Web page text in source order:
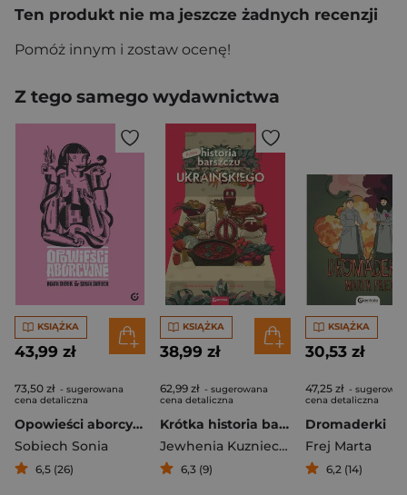
Ten produkt nie ma jeszcze żadnych recenzji
Pomóż innym i zostaw ocenę!
Z tego samego wydawnictwa
KSIĄŻKA
43,99 zł
73,50 zł - sugerowana
cena detaliczna
Opowieści aborcyjne
Sobiech Sonia
6,5 (26)
KSIĄŻKA
38,99 zł
62,99 zł - sugerowana
cena detaliczna
Krótka historia barszczu ukraińskiego
Jewhenia Kuzniecowa
6,3 (9)
KSIĄŻKA
30,53 zł
47,25 zł -
cena detaliczna
Dromaderki
Frej Marta
6,2 (14)